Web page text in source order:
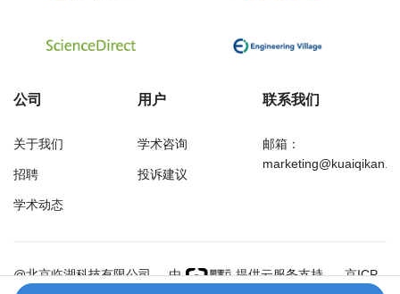
公司
关于我们
招聘
学术动态
用户
学术咨询
投诉建议
联系我们
邮箱：
@北京临湖科技有限公司 由 提供云服务支持
京ICP